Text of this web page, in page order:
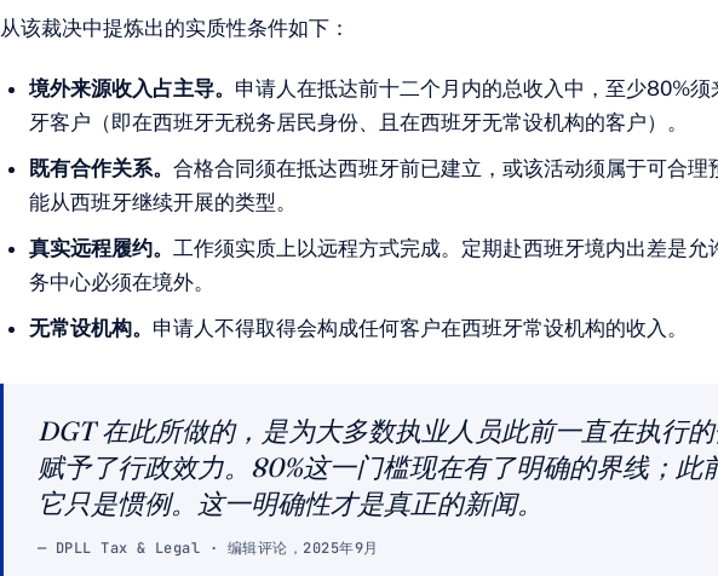
从该裁决中提炼出的实质性条件如下：
境外来源收入占主导。 申请人在抵达前十二个月内的总收入中，至少80%须
牙客户（即在西班牙无税务居民身份、且在西班牙无常设机构的客户）。
既有合作关系。 合格合同须在抵达西班牙前已建立，或该活动须属于可合理
能从西班牙继续开展的类型。
真实远程履约。 工作须实质上以远程方式完成。定期赴西班牙境内出差是允
务中心必须在境外。
无常设机构。 申请人不得取得会构成任何客户在西班牙常设机构的收入。
DGT 在此所做的，是为大多数执业人员此前一直在执行
赋予了行政效力。80%这一门槛现在有了明确的界线；此
它只是惯例。这一明确性才是真正的新闻。
— DPLL Tax & Legal · 编辑评论，2025年9月